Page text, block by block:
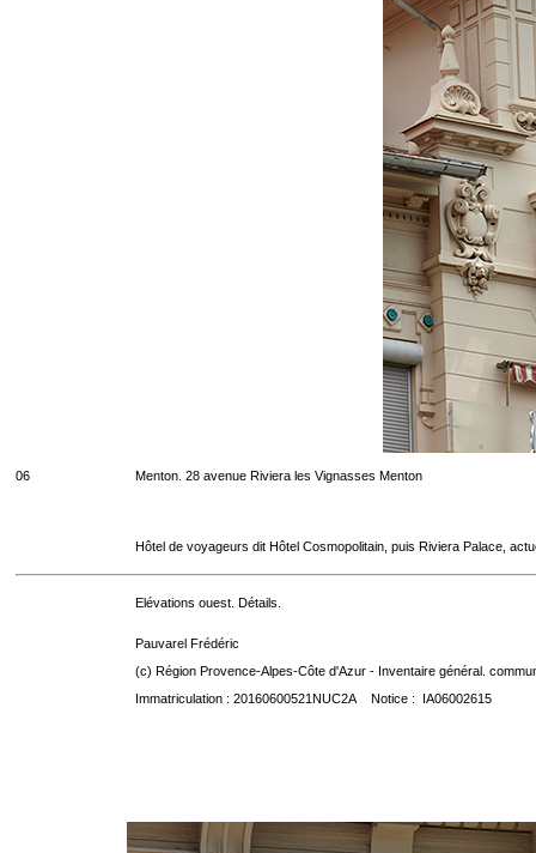
06 Menton. 28 avenue Riviera les Vignasses Menton
Hôtel de voyageurs dit Hôtel Cosmopolitain, puis Riviera Palace,
Elévations ouest. Détails.
Pauvarel Frédéric
(c) Région Provence-Alpes-Côte d'Azur - Inventaire général.
Immatriculation : 20160600521NUC2A Notice : IA06002615